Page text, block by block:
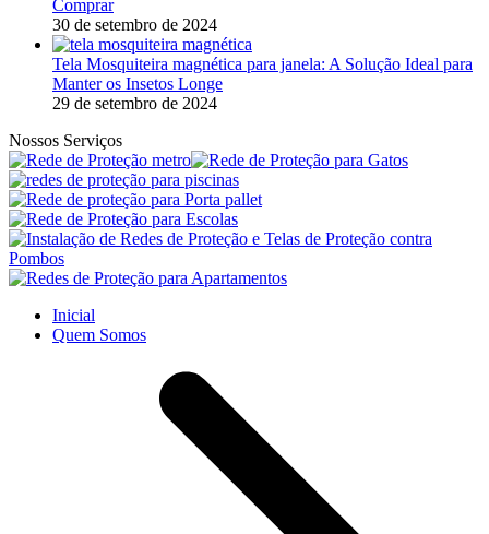
Comprar
30 de setembro de 2024
Tela Mosquiteira magnética para janela: A Solução Ideal para
Manter os Insetos Longe
29 de setembro de 2024
Nossos Serviços
Inicial
Quem Somos